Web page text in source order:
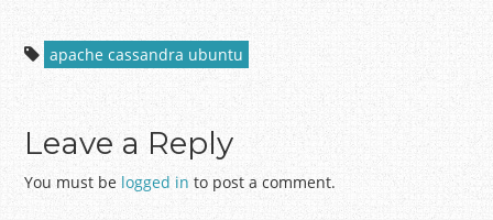
apache cassandra ubuntu
Leave a Reply
You must be logged in to post a comment.